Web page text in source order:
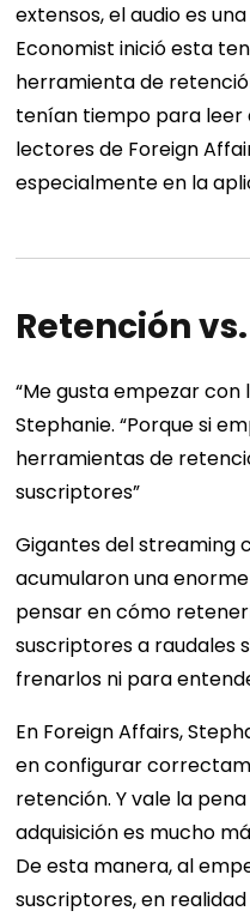
extensos, el audio es
Economist inició esta
herramienta de
tenían tiempo para leer
lectores de Foreign
especialmente en la
Retención
“Me gusta empezar con
Stephanie. “Porque si
herramientas de
suscriptores”
Gigantes del streaming
acumularon una
pensar en cómo
suscriptores a raudales
frenarlos ni para
En Foreign Affairs,
en configurar
retención. Y vale la
adquisición es mucho
De esta manera, al
suscriptores, en